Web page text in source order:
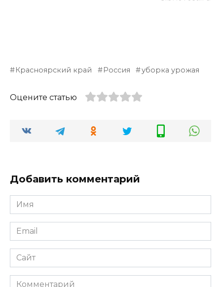
Красноярский край Россия уборка урожая
Оцените статью
Добавить комментарий
Имя
*
Email
*
Сайт
Комментарий